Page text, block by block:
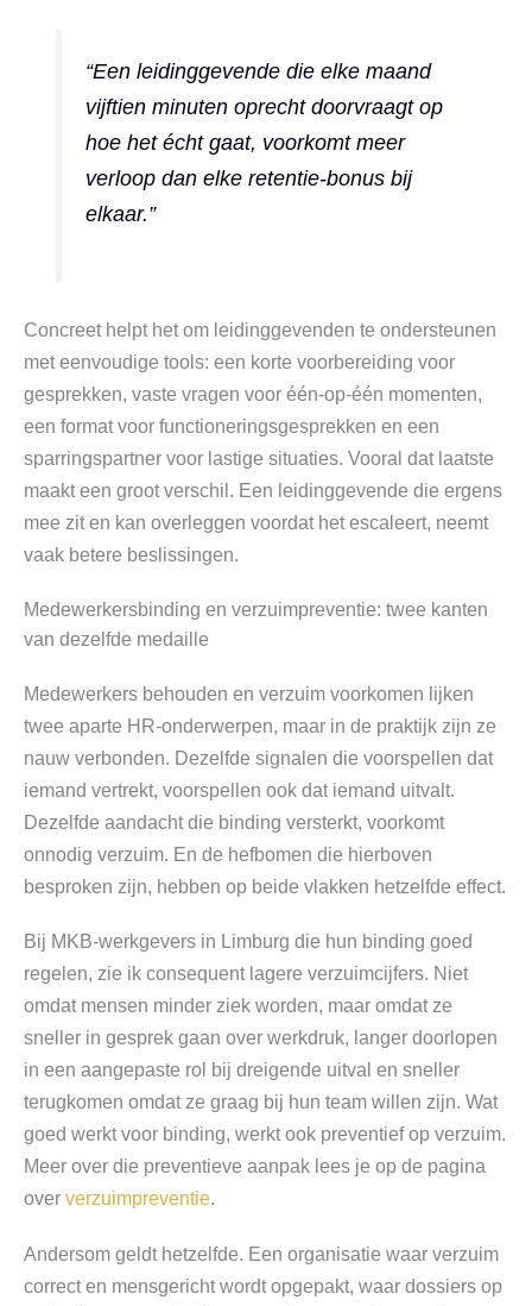
“Een leidinggevende die elke maand
vijftien minuten oprecht doorvraagt op
hoe het écht gaat, voorkomt meer
verloop dan elke retentie-bonus bij
elkaar.”
Concreet helpt het om leidinggevenden te ondersteunen
met eenvoudige tools: een korte voorbereiding voor
gesprekken, vaste vragen voor één-op-één momenten,
een format voor functioneringsgesprekken en een
sparringspartner voor lastige situaties. Vooral dat laatste
maakt een groot verschil. Een leidinggevende die ergens
mee zit en kan overleggen voordat het escaleert, neemt
vaak betere beslissingen.
Medewerkersbinding en verzuimpreventie: twee kanten
van dezelfde medaille
Medewerkers behouden en verzuim voorkomen lijken
twee aparte HR-onderwerpen, maar in de praktijk zijn ze
nauw verbonden. Dezelfde signalen die voorspellen dat
iemand vertrekt, voorspellen ook dat iemand uitvalt.
Dezelfde aandacht die binding versterkt, voorkomt
onnodig verzuim. En de hefbomen die hierboven
besproken zijn, hebben op beide vlakken hetzelfde effect.
Bij MKB-werkgevers in Limburg die hun binding goed
regelen, zie ik consequent lagere verzuimcijfers. Niet
omdat mensen minder ziek worden, maar omdat ze
sneller in gesprek gaan over werkdruk, langer doorlopen
in een aangepaste rol bij dreigende uitval en sneller
terugkomen omdat ze graag bij hun team willen zijn. Wat
goed werkt voor binding, werkt ook preventief op verzuim.
Meer over die preventieve aanpak lees je op de pagina
over verzuimpreventie.
Andersom geldt hetzelfde. Een organisatie waar verzuim
correct en mensgericht wordt opgepakt, waar dossiers op